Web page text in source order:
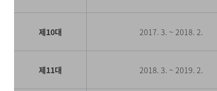
제10대 2017. 3. ~ 2018. 2.
제11대 2018. 3. ~ 2019. 2.